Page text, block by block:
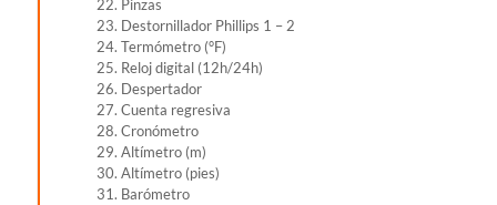
22. Pinzas
23. Destornillador Phillips 1 – 2
24. Termómetro (°F)
25. Reloj digital (12h/24h)
26. Despertador
27. Cuenta regresiva
28. Cronómetro
29. Altímetro (m)
30. Altímetro (pies)
31. Barómetro